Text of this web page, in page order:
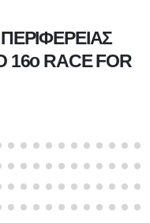
RACE FOR